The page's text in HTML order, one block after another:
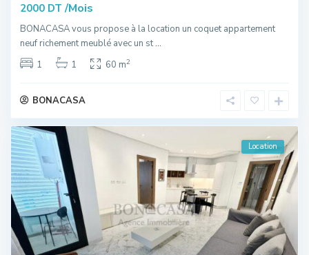
2000 DT /Mois
BONACASA vous propose à la location un coquet appartement
neuf richement meublé avec un st...
1
1 60 m2
BONACASA
Location